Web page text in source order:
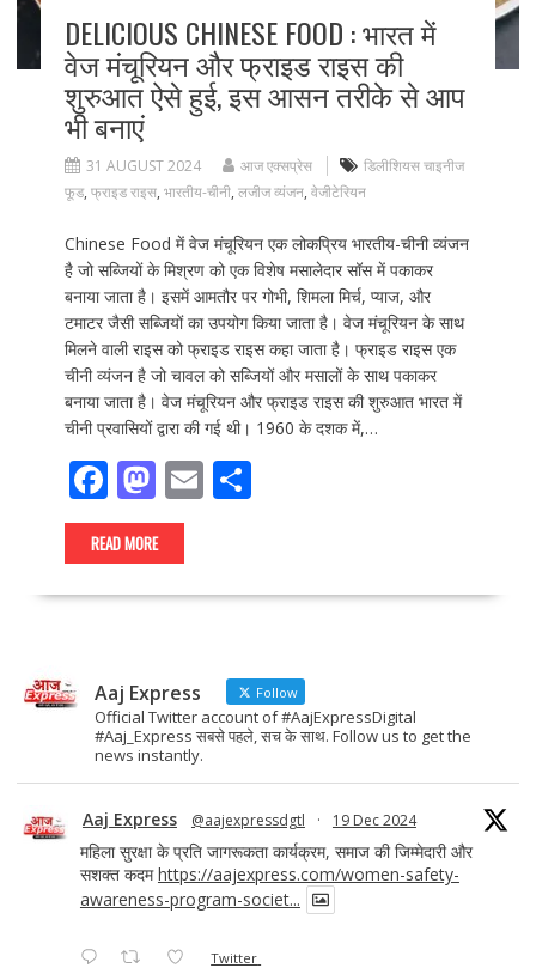
DELICIOUS CHINESE FOOD : भारत में
वेज मंचूरियन और फ्राइड राइस की
शुरुआत ऐसे हुई, इस आसन तरीके से आप
भी बनाएं
31 AUGUST 2024 आज एक्सप्रेस
डिलीशियस चाइनीज
फूड, फ्राइड राइस, भारतीय-चीनी, लजीज व्यंजन, वेजीटेरियन
Chinese Food में वेज मंचूरियन एक लोकप्रिय भारतीय-चीनी व्यंजन
है जो सब्जियों के मिश्रण को एक विशेष मसालेदार सॉस में पकाकर
बनाया जाता है। इसमें आमतौर पर गोभी, शिमला मिर्च, प्याज, और
टमाटर जैसी सब्जियों का उपयोग किया जाता है। वेज मंचूरियन के साथ
मिलने वाली राइस को फ्राइड राइस कहा जाता है। फ्राइड राइस एक
चीनी व्यंजन है जो चावल को सब्जियों और मसालों के साथ पकाकर
बनाया जाता है। वेज मंचूरियन और फ्राइड राइस की शुरुआत भारत में
चीनी प्रवासियों द्वारा की गई थी। 1960 के दशक में,…
F
ac
e
b
k
M
as
to
d
E
l
S
e
READ MORE
Aaj Express Follow
Official Twitter account of #AajExpressDigital
#Aaj_Express सबसे पहले, सच के साथ. Follow us to get the
news instantly.
Aaj Express @aajexpressdgtl · 19 Dec 2024
महिला सुरक्षा के प्रति जागरूकता कार्यक्रम, समाज की जिम्मेदारी और
सशक्त कदमhttps://aajexpress.com/women-safety-
awareness-program-societ...
Twitter